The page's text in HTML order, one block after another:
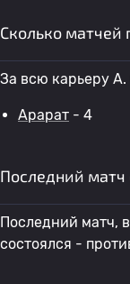
Сколько матчей
За всю карьеру
Арарат - 4
Последний матч
Последний матч,
состоялся -